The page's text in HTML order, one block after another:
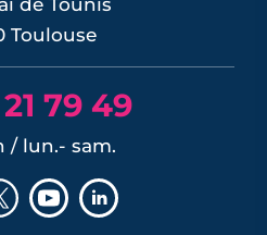
Toulouse
79 49
/ lun.- sam.